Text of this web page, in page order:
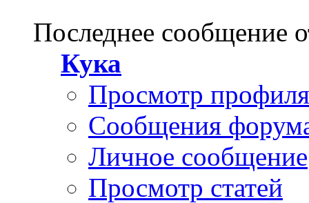
Последнее сообщение
Кука
Просмотр профиля
Сообщения
Личное сообщение
Просмотр статей